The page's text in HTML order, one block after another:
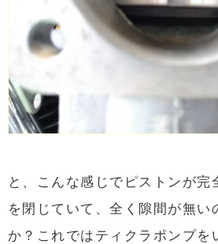
と、こんな感じでピストンが完
を閉じていて、全く隙間が無い
か？これではティクラポンプを